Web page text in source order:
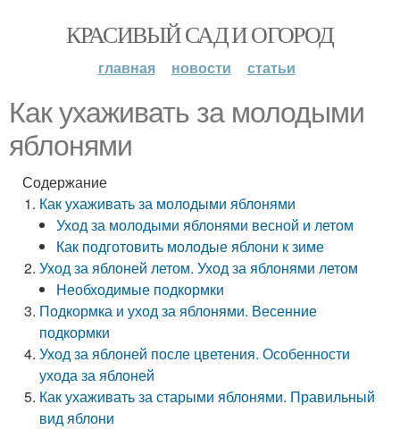
КРАСИВЫЙ САД И ОГОРОД
главная новости статьи
Как ухаживать за молодыми
яблонями
Содержание
Как ухаживать за молодыми яблонями
Уход за молодыми яблонями весной и летом
Как подготовить молодые яблони к зиме
Уход за яблоней летом. Уход за яблонями летом
Необходимые подкормки
Подкормка и уход за яблонями. Весенние
подкормки
Уход за яблоней после цветения. Особенности
ухода за яблоней
Как ухаживать за старыми яблонями. Правильный
вид яблони